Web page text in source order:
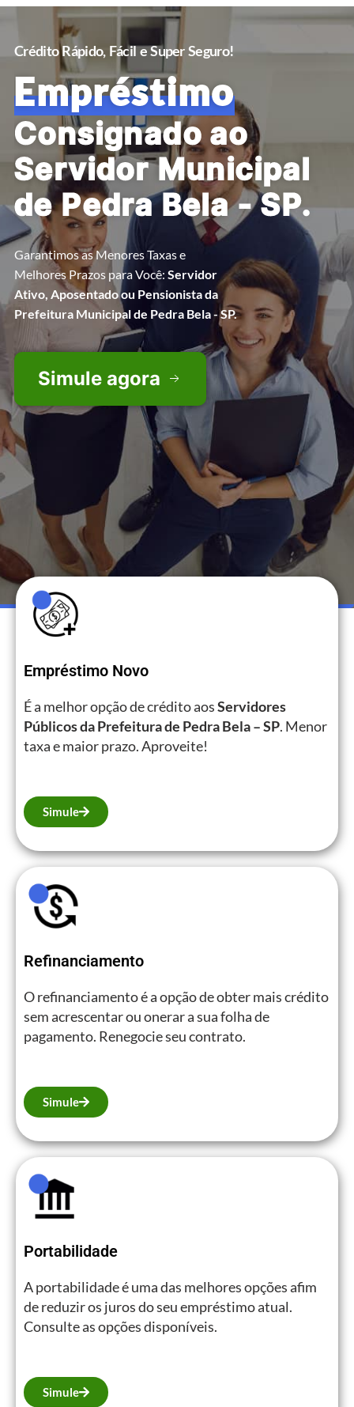
Crédito Rápido, Fácil e Super Seguro!
Empréstimo
Consignado ao
Servidor Municipal
de Pedra Bela - SP.
Garantimos as Menores Taxas e
Melhores Prazos para Você: Servidor
Ativo, Aposentado ou Pensionista da
Prefeitura Municipal de Pedra Bela - SP.
Simule agora
Empréstimo Novo
É a melhor opção de crédito aosServidores
Públicos da Prefeitura de Pedra Bela – SP. Menor
taxa e maior prazo. Aproveite!
Simule
Refinanciamento
O refinanciamento é a opção de obter mais crédito
sem acrescentar ou onerar a sua folha de
pagamento. Renegocie seu contrato.
Simule
Portabilidade
A portabilidade é uma das melhores opções afim
de reduzir os juros do seu empréstimo atual.
Consulte as opções disponíveis.
Simule